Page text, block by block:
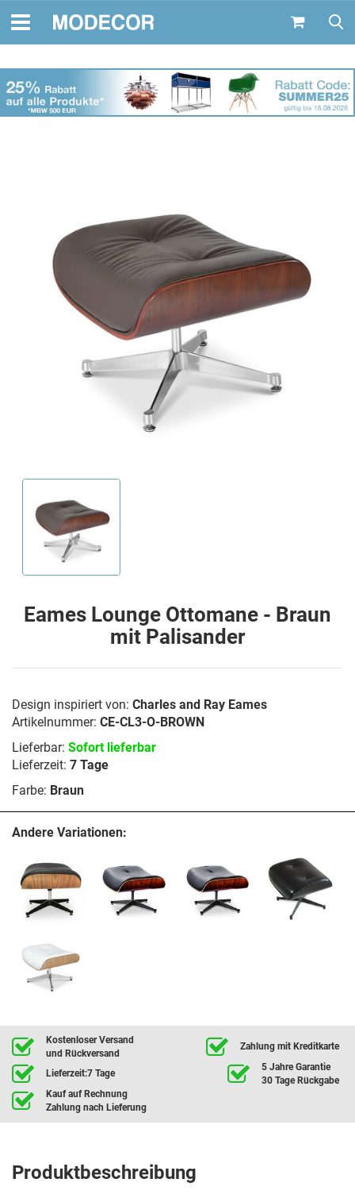
Eames Lounge Ottomane - Braun
mit Palisander
Design inspiriert von: Charles and Ray Eames
Artikelnummer: CE-CL3-O-BROWN
Lieferbar: Sofort lieferbar
Lieferzeit: 7 Tage
Farbe: Braun
Andere Variationen:
Kostenloser Versand
und Rückversand
Zahlung mit Kreditkarte
Lieferzeit:7 Tage
5 Jahre Garantie
30 Tage Rückgabe
Kauf auf Rechnung
Zahlung nach Lieferung
Produktbeschreibung